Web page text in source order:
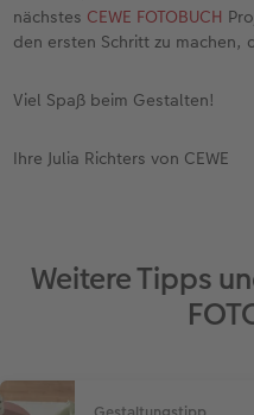
nächstes CEWE FOTOBUCH
den ersten Schritt zu machen,
Viel Spaß beim Gestalten!
Ihre Julia Richters von CEWE
Weitere Tipps